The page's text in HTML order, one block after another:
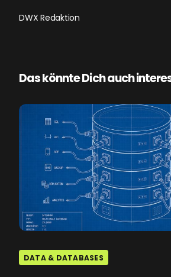
DWX Redaktion
Das könnte Dich auch
DATA & DATABASES